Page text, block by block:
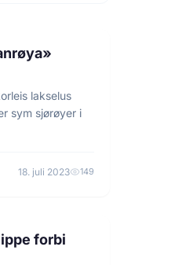
lakselus
sym sjørøyer i
18. juli 2023 149
forbi